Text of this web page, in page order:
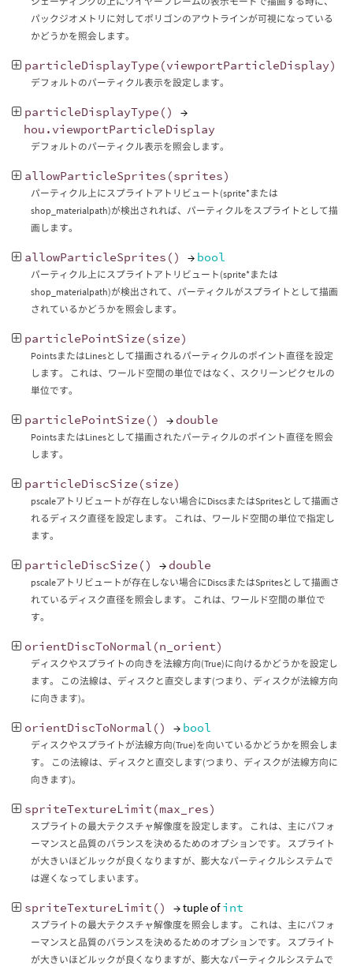
パックジオメトリに対してポリゴンのアウトラインが可視になっている
かどうかを照会します。
particleDisplayType (viewportParticleDisplay)
デフォルトのパーティクル表示を設定します。
particleDisplayType ()
→
hou . viewportParticleDisplay
デフォルトのパーティクル表示を照会します。
allowParticleSprites (sprites)
パーティクル上にスプライトアトリビュート(sprite*または
shop_materialpath)が検出されれば、パーティクルをスプライトとして描
画します。
allowParticleSprites () → bool
パーティクル上にスプライトアトリビュート(sprite*または
shop_materialpath)が検出されて、パーティクルがスプライトとして描画
されているかどうかを照会します。
particlePointSize (size)
PointsまたはLinesとして描画されるパーティクルのポイント直径を設定
します。 これは、ワールド空間の単位ではなく、スクリーンピクセルの
単位です。
particlePointSize () → double
PointsまたはLinesとして描画されたパーティクルのポイント直径を照会
します。
particleDiscSize (size)
pscaleアトリビュートが存在しない場合にDiscsまたはSpritesとして描画さ
れるディスク直径を設定します。 これは、ワールド空間の単位で指定し
ます。
particleDiscSize () → double
pscaleアトリビュートが存在しない場合にDiscsまたはSpritesとして描画さ
れているディスク直径を照会します。 これは、ワールド空間の単位で
す。
orientDiscToNormal (n_orient)
ディスクやスプライトの向きを法線方向(True)に向けるかどうかを設定し
ます。 この法線は、ディスクと直交します(つまり、ディスクが法線方向
に向きます)。
orientDiscToNormal () → bool
ディスクやスプライトが法線方向(True)を向いているかどうかを照会しま
す。 この法線は、ディスクと直交します(つまり、ディスクが法線方向に
向きます)。
spriteTextureLimit (max_res)
スプライトの最大テクスチャ解像度を設定します。 これは、主にパフォ
ーマンスと品質のバランスを決めるためのオプションです。 スプライト
が大きいほどルックが良くなりますが、膨大なパーティクルシステムで
は遅くなってしまいます。
spriteTextureLimit () → tuple ofint
スプライトの最大テクスチャ解像度を照会します。 これは、主にパフォ
ーマンスと品質のバランスを決めるためのオプションです。 スプライト
が大きいほどルックが良くなりますが、膨大なパーティクルシステムで